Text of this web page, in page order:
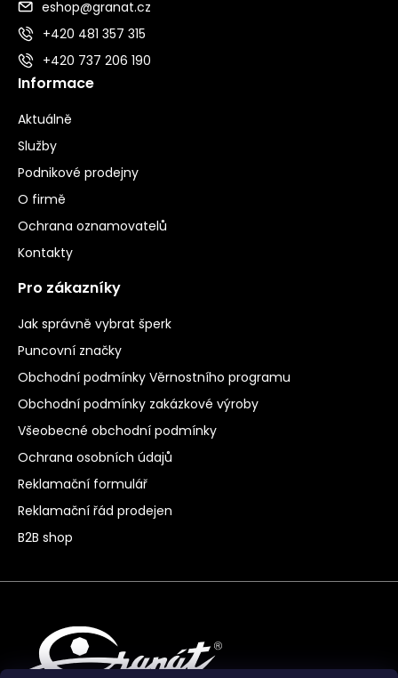
eshop@granat.cz
+420 481 357 315
+420 737 206 190
Informace
Aktuálně
Služby
Podnikové prodejny
O firmě
Ochrana oznamovatelů
Kontakty
Pro zákazníky
Jak správně vybrat šperk
Puncovní značky
Obchodní podmínky Věrnostního programu
Obchodní podmínky zakázkové výroby
Všeobecné obchodní podmínky
Ochrana osobních údajů
Reklamační formulář
Reklamační řád prodejen
B2B shop